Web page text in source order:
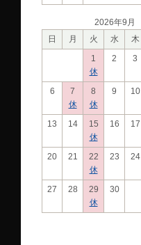
2026年9月
日
月 火 水 木
1
休
2 3
6
7
休
8
休
9 10
13 14
15
休
16 17
20 21
22
休
23 24
27 28
29
休
30